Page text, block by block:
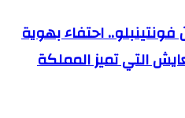
احتفاء بهوية
التي تميز المملكة